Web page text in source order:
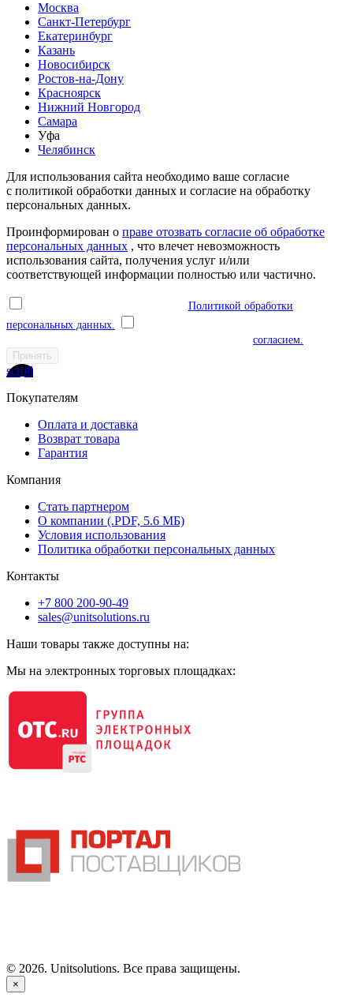
Москва
Санкт-Петербург
Екатеринбург
Казань
Новосибирск
Ростов-на-Дону
Красноярск
Нижний Новгород
Самара
Уфа
Челябинск
Для использования сайта необходимо ваше согласие
с политикой обработки данных и согласие на обработку
персональных данных.
Проинформирован о праве отозвать согласие об обработке
персональных данных , что влечет невозможность
использования сайта, получения услуг и/или
соответствующей информации полностью или частично.
Политикой обработки
персональных данных.
согласием.
Принять
scroll
Покупателям
Оплата и доставка
Возврат товара
Гарантия
Компания
Стать партнером
О компании (.PDF, 5.6 МБ)
Условия использования
Политика обработки персональных данных
Контакты
+7 800 200-90-49
sales@unitsolutions.ru
Наши товары также доступны на:
Мы на электронных торговых площадках:
© 2026. Unitsolutions. Все права защищены.
×